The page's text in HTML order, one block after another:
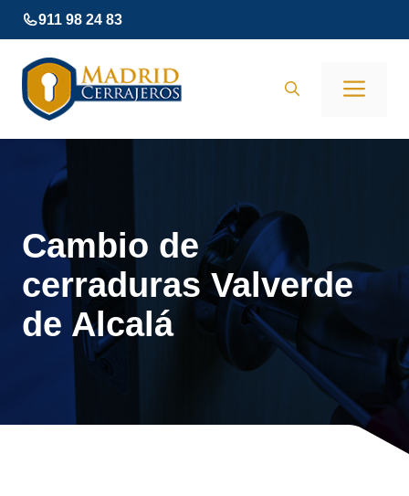
Saltar
al
contenido
911 98 24 83
Cambio de
cerraduras Valverde
de Alcalá